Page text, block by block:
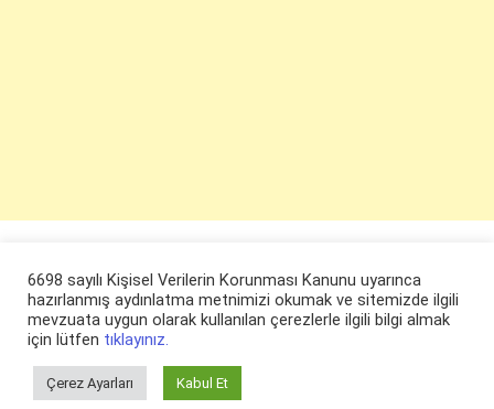
© ruyaevi.com 2022
6698 sayılı Kişisel Verilerin Korunması Kanunu uyarınca
hazırlanmış aydınlatma metnimizi okumak ve sitemizde ilgili
mevzuata uygun olarak kullanılan çerezlerle ilgili bilgi almak
için lütfen tıklayınız.
Çerez Ayarları Kabul Et